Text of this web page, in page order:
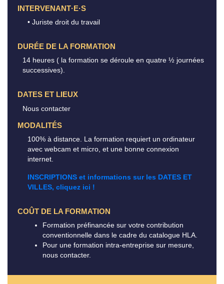
INTERVENANT·E·S
• Juriste droit du travail
DURÉE DE LA FORMATION
14 heures ( la formation se déroule en quatre ½ journées
successives).
DATES ET LIEUX
Nous contacter
MODALITÉS
100% à distance. La formation requiert un ordinateur
avec webcam et micro, et une bonne connexion
internet.
INSCRIPTIONS et informations sur les DATES ET
VILLES, cliquez ici !
COÛT DE LA FORMATION
Formation préfinancée sur votre contribution
conventionnelle dans le cadre du catalogue HLA.
Pour une formation intra-entreprise sur mesure,
nous contacter.